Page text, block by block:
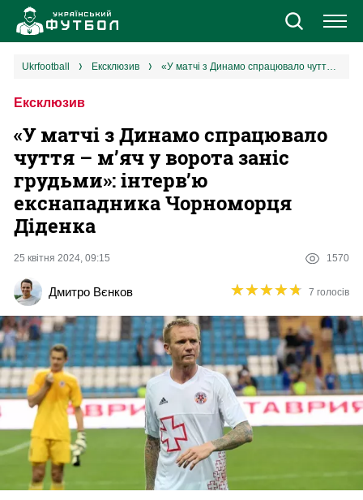
Новини
Єврокубки
УПЛ
Різне
Букмекери
Казино
ukrfootball ексклюзив «У матчі з Динамо спрацювало чуття – м’яч у ворота заніс грудьми»: інтерв’ю екснападника Чорноморця Діденка
Ексклюзив
«У матчі з Динамо спрацювало
чуття – м’яч у ворота заніс
грудьми»: інтерв’ю
екснападника Чорноморця
Діденка
25 квітня 2024, 09:15 1570
Дмитро Вєнков ★★★★★
★★★★★ 7 голосів